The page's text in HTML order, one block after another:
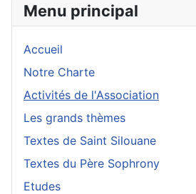
Menu principal
Accueil
Notre Charte
Activités de l'Association
Les grands thèmes
Textes de Saint Silouane
Textes du Père Sophrony
Etudes